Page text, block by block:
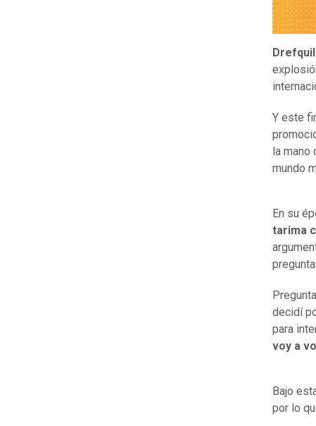
Y este
la
mundo
En su
tarima
decidí
para
voy a
Bajo
por lo